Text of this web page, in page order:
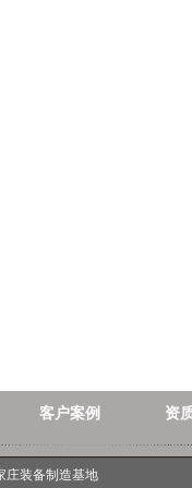
客户案例 资
庄装备制造基地